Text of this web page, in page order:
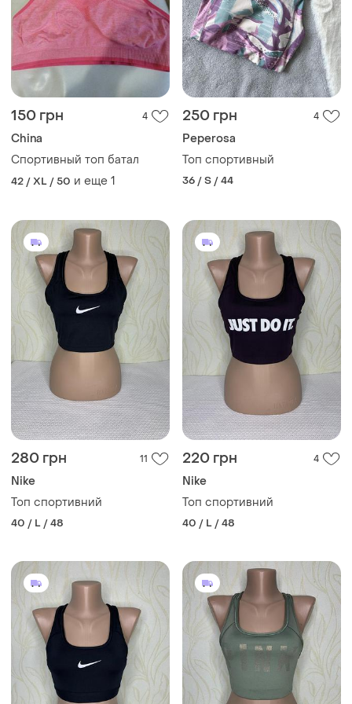
150 грн 4
China
Спортивный топ батал
42 / XL / 50 и еще 1
250 грн 4
Peperosa
Топ спортивный
36 / S / 44
280 грн 11
Nike
Топ спортивний
40 / L / 48
220 грн 4
Nike
Топ спортивний
40 / L / 48